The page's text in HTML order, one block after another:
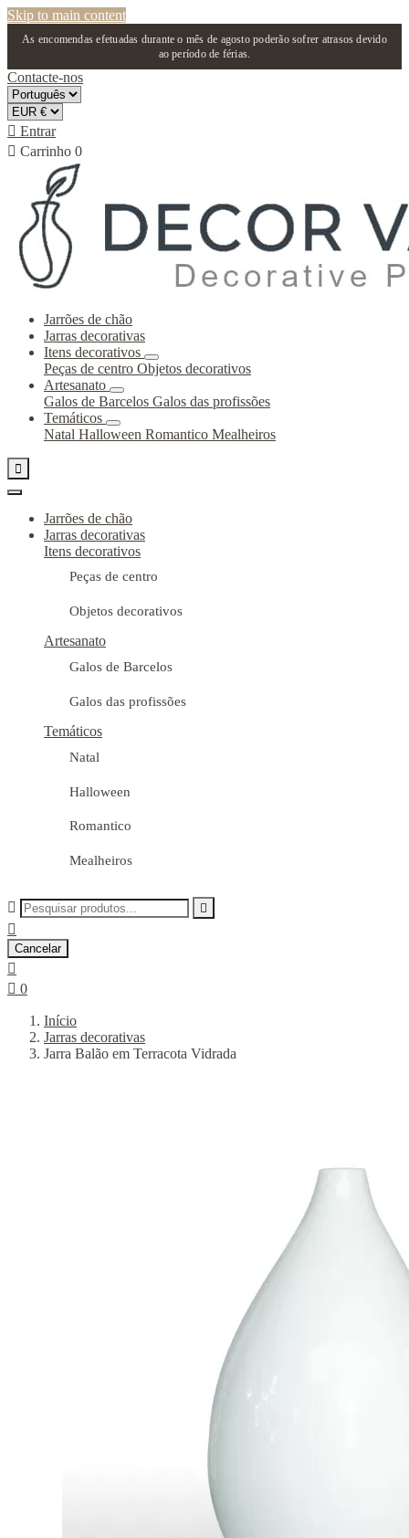
Skip to main content
As encomendas efetuadas durante o mês de agosto poderão sofrer atrasos devido
ao período de férias.
Contacte-nos
 Entrar
 Carrinho 0
Jarrões de chão
Jarras decorativas
Itens decorativos
Peças de centro Objetos decorativos
Artesanato
Galos de Barcelos Galos das profissões
Temáticos
Natal Halloween Romantico Mealheiros

Jarrões de chão
Jarras decorativas
Itens decorativos
Peças de centro
Objetos decorativos
Artesanato
Galos de Barcelos
Galos das profissões
Temáticos
Natal
Halloween
Romantico
Mealheiros
 

Cancelar

 0
Início
Jarras decorativas
Jarra Balão em Terracota Vidrada